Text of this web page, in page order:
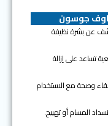
اوف جوسون
عن بشرة نظيفة
تساعد على إزالة
وصحة مع الاستخدام
المسام أو تهييج.